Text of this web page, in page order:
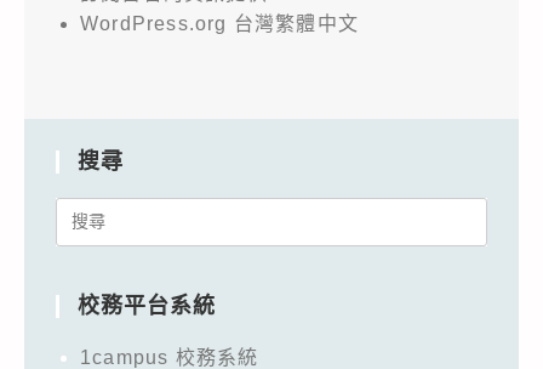
WordPress.org 台灣繁體中文
搜尋
Search
校務平台系統
1campus 校務系統